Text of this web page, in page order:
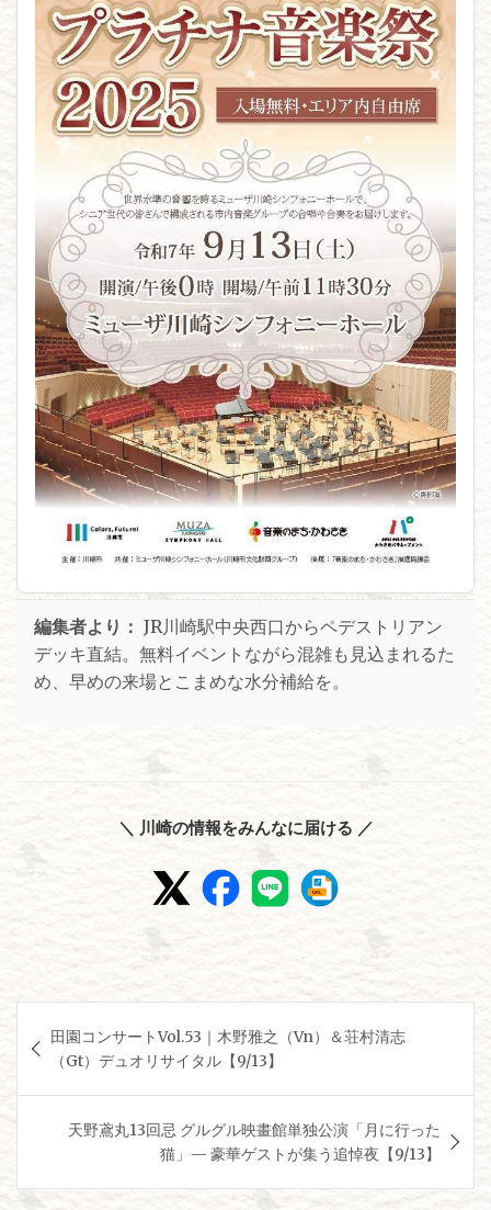
編集者より： JR川崎駅中央西口からペデストリアン
デッキ直結。無料イベントながら混雑も見込まれるた
め、早めの来場とこまめな水分補給を。
＼ 川崎の情報をみんなに届ける ／
投
稿
ナ
ー
田園コンサートVol.53｜木野雅之（Vn）＆荘村清志
（Gt）デュオリサイタル【9/13】
天野鳶丸13回忌 グルグル映畫館単独公演「月に行った
猫」— 豪華ゲストが集う追悼夜【9/13】